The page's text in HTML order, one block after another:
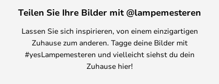
Teilen Sie Ihre Bilder mit @lampemesteren
Lassen Sie sich inspirieren, von einem einzigartigen
Zuhause zum anderen. Tagge deine Bilder mit
#yesLampemesteren und vielleicht siehst du dein
Zuhause hier!